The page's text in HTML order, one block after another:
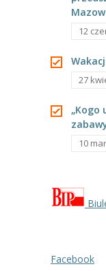
12
27
„Kogo
10
Facebook